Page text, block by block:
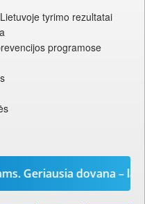
tyrimo rezultatai
programose
dovana –